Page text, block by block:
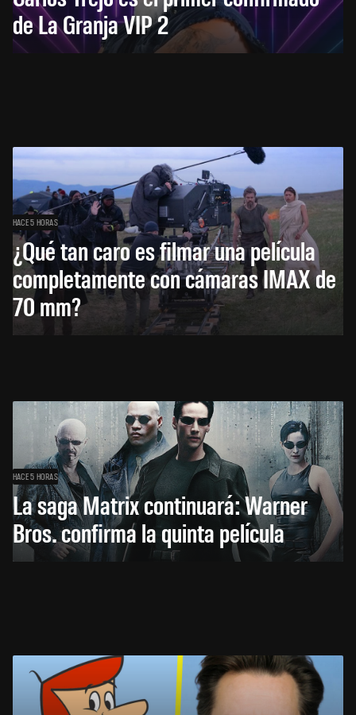
de La Granja VIP 2
HACE 5 HORAS
¿Qué tan caro es filmar una película
completamente con cámaras IMAX de
70 mm?
HACE 5 HORAS
La saga Matrix continuará: Warner
Bros. confirma la quinta película